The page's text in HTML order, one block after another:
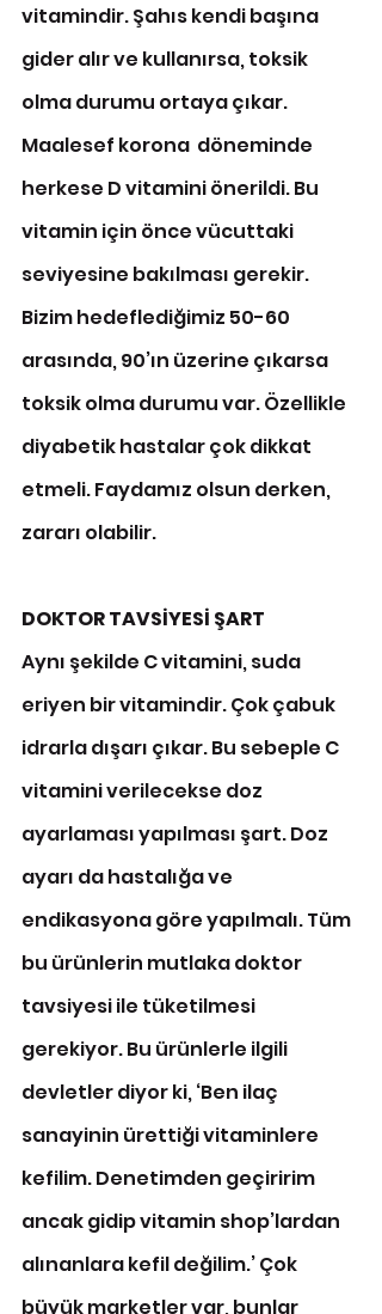
vitamindir. Şahıs kendi başına
gider alır ve kullanırsa, toksik
olma durumu ortaya çıkar.
Maalesef korona  döneminde
herkese D vitamini önerildi. Bu
vitamin için önce vücuttaki
seviyesine bakılması gerekir.
Bizim hedeflediğimiz 50-60
arasında, 90’ın üzerine çıkarsa
toksik olma durumu var. Özellikle
diyabetik hastalar çok dikkat
etmeli. Faydamız olsun derken,
zararı olabilir.
DOKTOR TAVSİYESİ ŞART
Aynı şekilde C vitamini, suda
eriyen bir vitamindir. Çok çabuk
idrarla dışarı çıkar. Bu sebeple C
vitamini verilecekse doz
ayarlaması yapılması şart. Doz
ayarı da hastalığa ve
endikasyona göre yapılmalı. Tüm
bu ürünlerin mutlaka doktor
tavsiyesi ile tüketilmesi
gerekiyor. Bu ürünlerle ilgili
devletler diyor ki, ‘Ben ilaç
sanayinin ürettiği vitaminlere
kefilim. Denetimden geçiririm
ancak gidip vitamin shop’lardan
alınanlara kefil değilim.’ Çok
büyük marketler var, bunlar